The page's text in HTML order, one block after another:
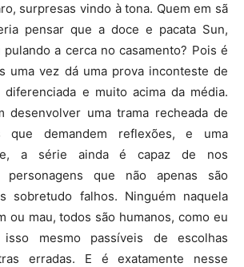
surpresas vindo à tona. Quem em sã
pensar que a doce e pacata Sun,
a cerca no casamento? Pois é
uma vez dá uma prova inconteste de
e muito acima da média.
desenvolver uma trama recheada de
que demandem reflexões, e uma
a série ainda é capaz de nos
personagens que não apenas são
sobretudo falhos. Ninguém naquela
ou mau, todos são humanos, como eu
mesmo passíveis de escolhas
erradas. E é exatamente nesse